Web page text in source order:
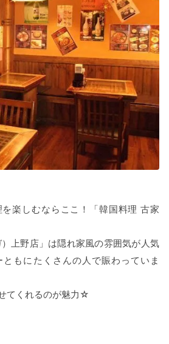
楽しむならここ！「韓国料理 古家
）上野店」は隠れ家風の雰囲気が人気
もにたくさんの人で賑わっていま
てくれるのが魅力☆